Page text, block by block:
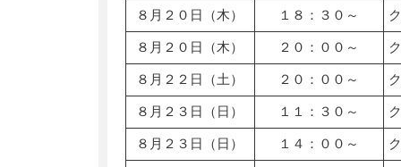
８月２０日（木） １８：３０～
８月２０日（木） ２０：００～
８月２２日（土） ２０：００～
８月２３日（日） １１：３０～
８月２３日（日） １４：００～